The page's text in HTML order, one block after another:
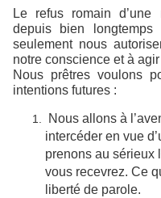
Le refus romain d’une
depuis bien longtemps
seulement nous
notre conscience et à
Nous prêtres voulons
intentions futures :
Nous allons à
intercéder en vue
prenons au sérieux
vous recevrez. Ce
liberté de parole.